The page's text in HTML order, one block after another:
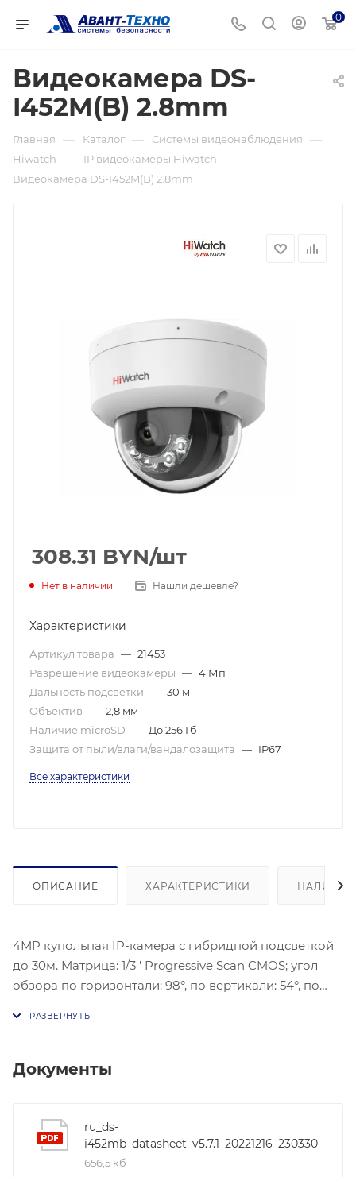
0
Видеокамера DS-
I452M(B) 2.8mm
Главная — Каталог — Системы видеонаблюдения —
Hiwatch — IP видеокамеры Hiwatch —
Видеокамера DS-I452M(B) 2.8mm
308.31 BYN/шт
Нет в наличии Нашли дешевле?
Характеристики
Артикул товара — 21453
Разрешение видеокамеры — 4 Мп
Дальность подсветки — 30 м
Объектив — 2,8 мм
Наличие microSD — До 256 Гб
Защита от пыли/влаги/вандалозащита — IP67
Все характеристики
ОПИСАНИЕ ХАРАКТЕРИСТИКИ НАЛИЧИЕ
4МP купольная IP-камера c гибридной подсветкой
до 30м. Матрица: 1/3'' Progressive Scan CMOS; угол
обзора по горизонтали: 98°, по вертикали: 54°, по
HLC; 1 встроенный микрофон, встроенный слот для
Потребляемая мощность: DC 12 В, 0.6 A, макс. 7,5 Вт,
Защита от попадания влаги и пыли: IP67
Документы
ru_ds-
i452mb_datasheet_v5.7.1_20221216_230330
656,5 кб